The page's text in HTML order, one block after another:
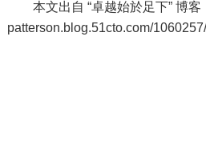
本文出自 “卓越始於足下” 博
patterson.blog.51cto.com/